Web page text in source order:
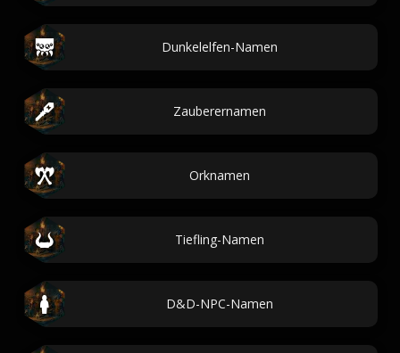
Dunkelelfen-Namen
Zauberernamen
Orknamen
Tiefling-Namen
D&D-NPC-Namen